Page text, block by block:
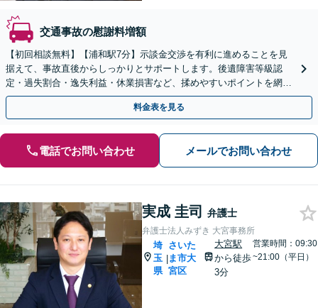
交通事故の慰謝料増額
【初回相談無料】【浦和駅7分】示談金交渉を有利に進めることを見
据えて、事故直後からしっかりとサポートします。後遺障害等級認
定・過失割合・逸失利益・休業損害など、揉めやすいポイントを網
羅。万が一訴訟に進む場合も万全の体制で取り組みます。
料金表を見る
電話でお問い合わせ メールでお問い合わせ
実成 圭司 弁護士
弁護士法人みずき 大宮事務所
埼
玉
県
|
さいた
ま市大
宮区
大宮駅
から徒歩
3分
営業時間：09:30
~21:00（平日）